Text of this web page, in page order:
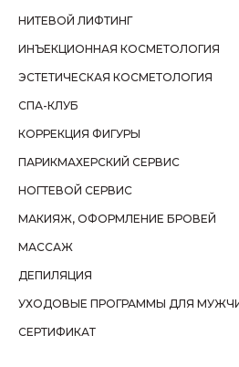
НИТЕВОЙ ЛИФТИНГ
ИНЪЕКЦИОННАЯ КОСМЕТОЛОГИЯ
ЭСТЕТИЧЕСКАЯ КОСМЕТОЛОГИЯ
СПА-КЛУБ
КОРРЕКЦИЯ ФИГУРЫ
ПАРИКМАХЕРСКИЙ СЕРВИС
НОГТЕВОЙ СЕРВИС
МАКИЯЖ, ОФОРМЛЕНИЕ БРОВЕЙ
МАССАЖ
ДЕПИЛЯЦИЯ
УХОДОВЫЕ ПРОГРАММЫ ДЛЯ
СЕРТИФИКАТ